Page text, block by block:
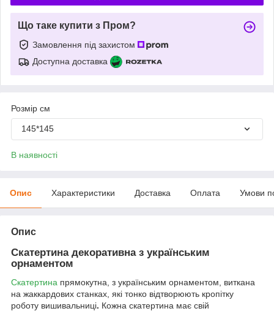
Що таке купити з Пром?
Замовлення під захистом
Доступна доставка
Розмір см
145*145
В наявності
Опис Характеристики Доставка Оплата Умови
Опис
Скатертина декоративна з українським
орнаментом
Скатертина прямокутна, з українським орнаментом, виткана
на жаккардових станках, які тонко відтворюють кропітку
роботу вишивальниці. Кожна скатертина має свій